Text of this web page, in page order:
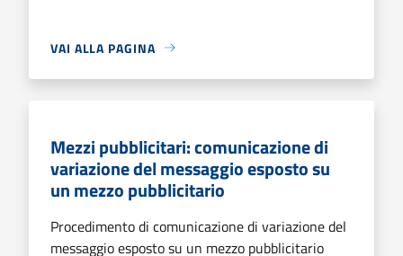
VAI ALLA PAGINA
Mezzi pubblicitari: comunicazione di
variazione del messaggio esposto su
un mezzo pubblicitario
Procedimento di comunicazione di variazione del
messaggio esposto su un mezzo pubblicitario